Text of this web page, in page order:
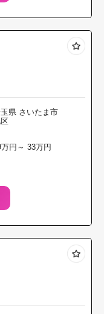
県 さいたま市
万円～ 33万円